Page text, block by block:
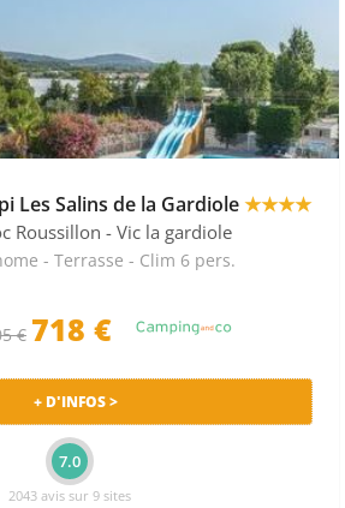
Les Salins de la Gardiole★★★★
Roussillon - Vic la gardiole
- Terrasse - Clim 6 pers.
€ 718 €
+ D'INFOS >
7.0
2043 avis sur 9 sites